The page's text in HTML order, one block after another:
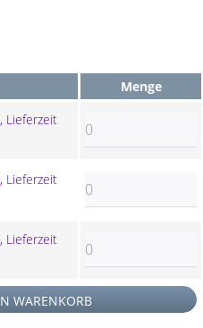
Menge
Lieferzeit
Lieferzeit
Lieferzeit
WARENKORB